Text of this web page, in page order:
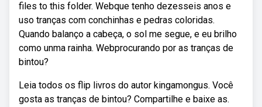
files to this folder. Webque tenho dezesseis anos e
uso tranças com conchinhas e pedras coloridas.
Quando balanço a cabeça, o sol me segue, e eu brilho
como unma rainha. Webprocurando por as tranças de
bintou?
Leia todos os flip livros do autor kingamongus. Você
gosta as tranças de bintou? Compartilhe e baixe as.